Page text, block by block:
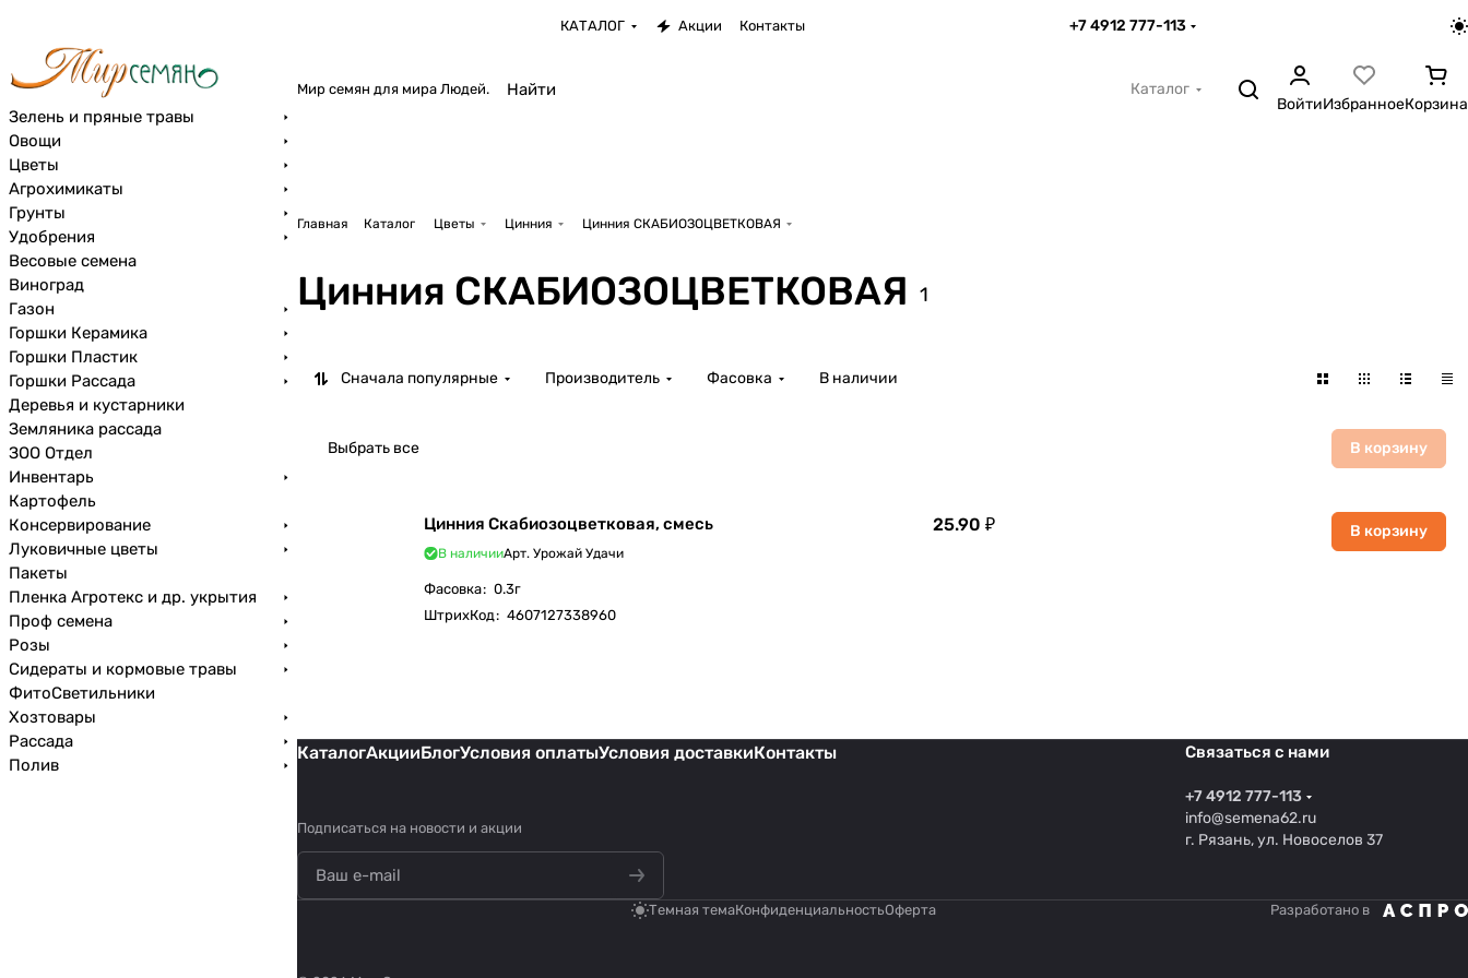
КАТАЛОГ Акции Контакты +7 4912 777-113
Мир семян для мира Людей.
Каталог
ВойтиИзбранноеКорзина
Главная Каталог Цветы Цинния Цинния СКАБИОЗОЦВЕТКОВАЯ
Цинния СКАБИОЗОЦВЕТКОВАЯ 1
Сначала популярные Производитель Фасовка В наличии
Выбрать все В корзину
Цинния Скабиозоцветковая, смесь
В наличииАрт. Урожай Удачи
25.90 ₽ В корзину
Фасовка: 0.3г
ШтрихКод: 4607127338960
КаталогАкцииБлогУсловия оплатыУсловия доставкиКонтакты
Подписаться на новости и акции
Связаться с нами
+7 4912 777-113
info@semena62.ru
г. Рязань, ул. Новоселов 37
Темная темаКонфиденциальностьОферта Разработано в
Зелень и пряные травы
Овощи
Цветы
Агрохимикаты
Грунты
Удобрения
Весовые семена
Виноград
Газон
Горшки Керамика
Горшки Пластик
Горшки Рассада
Деревья и кустарники
Земляника рассада
ЗОО Отдел
Инвентарь
Картофель
Консервирование
Луковичные цветы
Пакеты
Пленка Агротекс и др. укрытия
Проф семена
Розы
Сидераты и кормовые травы
ФитоСветильники
Хозтовары
Рассада
Полив